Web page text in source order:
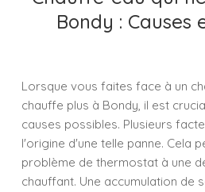
Bondy : Causes
Lorsque vous faites face à un
chauffe plus à Bondy, il est
causes possibles. Plusieurs
l'origine d'une telle panne. Cela
problème de thermostat à une
chauffant. Une accumulation de